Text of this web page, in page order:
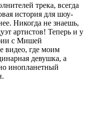
трека, всегда
история для шоу-
Никогда не знаешь,
артистов! Теперь и у
с Мишей
видео, где моим
девушка, а
инопланетный